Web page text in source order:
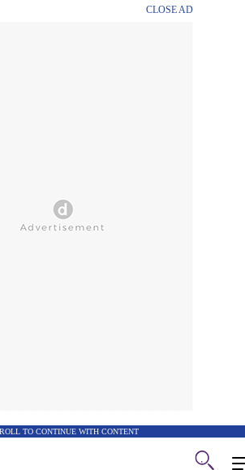
CLOSE AD
TO CONTINUE WITH CONTENT